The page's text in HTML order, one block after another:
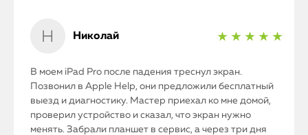
Николай ★ ★ ★ ★ ★
В моем iPad Pro после падения треснул экран.
Позвонил в Apple Help, они предложили бесплатный
выезд и диагностику. Мастер приехал ко мне домой,
проверил устройство и сказал, что экран нужно
менять. Забрали планшет в сервис, а через три дня